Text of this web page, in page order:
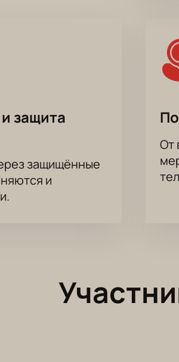
для компаний или забронировать
при выборе мест на схеме
защита
защищённые
и
От